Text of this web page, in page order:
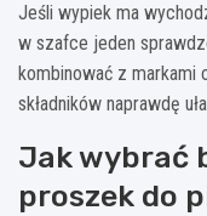
Jeśli wypiek ma
w szafce jeden
kombinować z markami
składników naprawdę
Jak wybrać
proszek do